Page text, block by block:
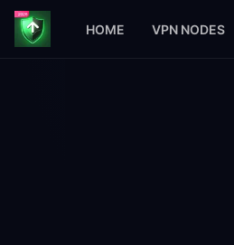
HOME VPN NODES